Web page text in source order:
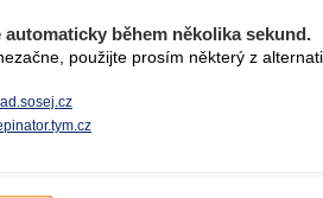
automaticky během několika sekund.
použijte prosím některý z